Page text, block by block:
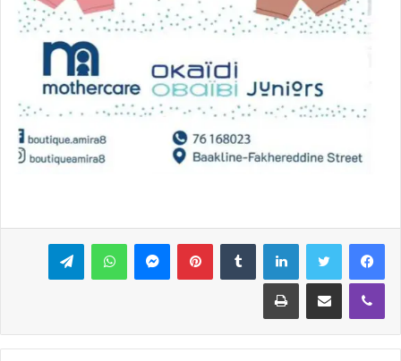
فيسبوك تويتر لينكدإن بينتيريستماسنجر واتساب تيلقرام
ڤايبر مشاركة عبر البريد طباعة